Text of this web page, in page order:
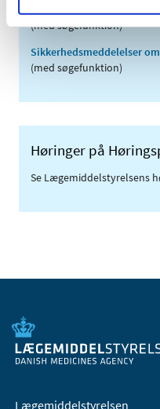
Meddelelser om forsyning
(med søgefunktion)
Sikkerhedsmeddelelser
(med søgefunktion)
Høringer på
Se Lægemiddelstyrelsens
Lægemiddelstyrelsen